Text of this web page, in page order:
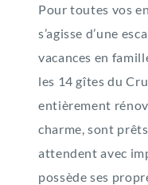
Pour toutes vos
s’agisse d’une
vacances en
les 14 gîtes du
entièrement
charme, sont
attendent avec
possède ses